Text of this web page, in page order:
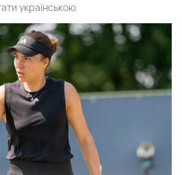
українською